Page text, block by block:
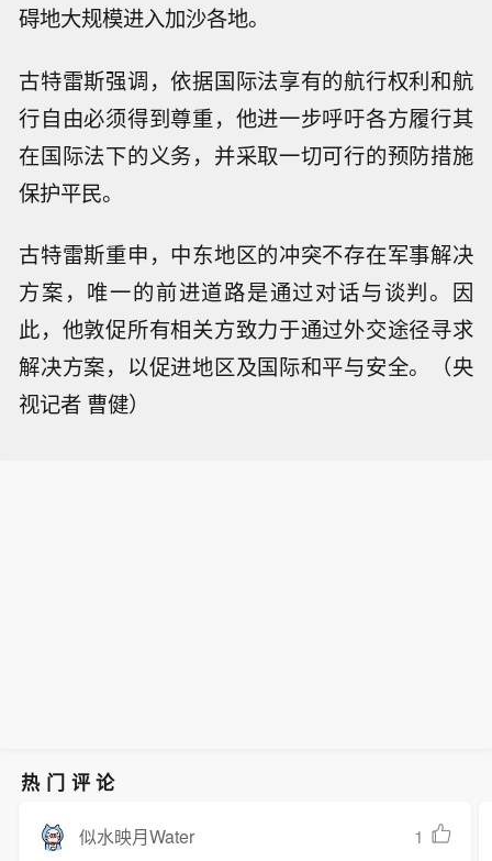
碍地大规模进入加沙各地。
古特雷斯强调，依据国际法享有的航行权利和航
行自由必须得到尊重，他进一步呼吁各方履行其
在国际法下的义务，并采取一切可行的预防措施
保护平民。
古特雷斯重申，中东地区的冲突不存在军事解决
方案，唯一的前进道路是通过对话与谈判。因
此，他敦促所有相关方致力于通过外交途径寻求
解决方案，以促进地区及国际和平与安全。（央
视记者 曹健）
热门评论
似水映月Water 1